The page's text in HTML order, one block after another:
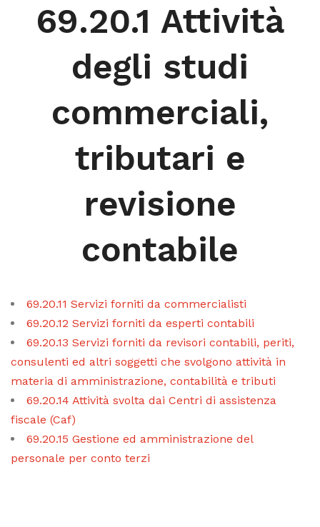
69.20.1 Attività
degli studi
commerciali,
tributari e
revisione
contabile
69.20.11 Servizi forniti da commercialisti
69.20.12 Servizi forniti da esperti contabili
69.20.13 Servizi forniti da revisori contabili, periti,
consulenti ed altri soggetti che svolgono attività in
materia di amministrazione, contabilità e tributi
69.20.14 Attività svolta dai Centri di assistenza
fiscale (Caf)
69.20.15 Gestione ed amministrazione del
personale per conto terzi